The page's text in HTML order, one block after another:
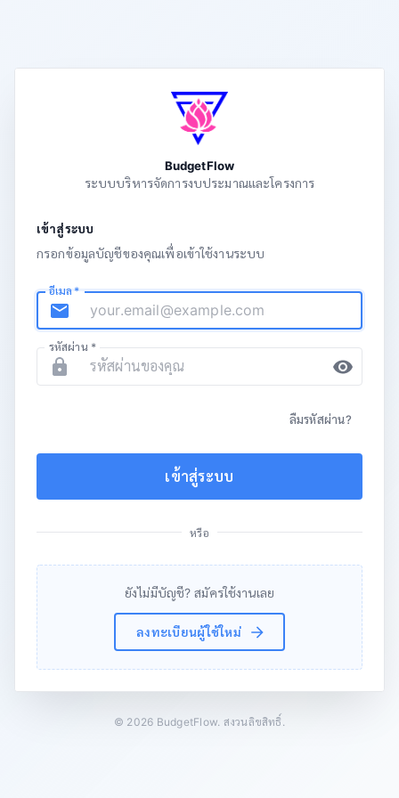
BudgetFlow
ระบบบริหารจัดการงบประมาณและโครงการ
เข้าสู่ระบบ
กรอกข้อมูลบัญชีของคุณเพื่อเข้าใช้งานระบบ
อีเมล *
รหัสผ่าน *
ลืมรหัสผ่าน?
เข้าสู่ระบบ
หรือ
ยังไม่มีบัญชี? สมัครใช้งานเลย
ลงทะเบียนผู้ใช้ใหม่
© 2026 BudgetFlow. สงวนลิขสิทธิ์.